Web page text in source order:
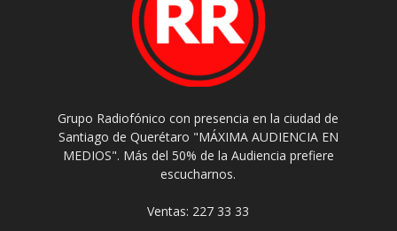
Grupo Radiofónico con presencia en la ciudad de
Santiago de Querétaro "MÁXIMA AUDIENCIA EN
MEDIOS". Más del 50% de la Audiencia prefiere
escucharnos.
Ventas: 227 33 33